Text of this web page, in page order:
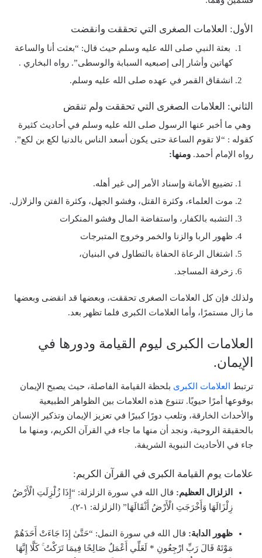
الأول: العلامات الصغرى التي تحققت وانقضت
بعثة النبي صلى الله عليه وسلم حيث قال: “بعثت أنا والساعة
كهاتين وأشار إلى إصبعيه السبابة والوسطى”. رواه البخاري .
انشقاق القمر في عهده صلى الله عليه وسلم.
الثاني: العلامات الصغرى التي تحققت ولم تنقض
وهي ما أخبر عنها الرسول صلى الله عليه وسلم في أحاديث كثيرة
كقوله : “لا تقوم الساعة حتى يكون أسعد الناس بالدنيا لكع بن لكع”.
رواه الإمام أحمد. ومنها:
تضييع الأمانة وإسناد الأمر إلى غير أهله.
موت العلماء، وكثرة القتل، وفشو الجهل، وكثرة الفتن والزلازل.
التشبه بالكفار، واستفاضة المال وفشو المنكرات
ظهور الربا والزنا والخمر وخروج المتبرجات
اشتغال الرعاة الحفاة بالتطاول في البنيان،
زخرفة المساجد.
ولذلك فإن كل العلامات الصغرى تحققت، وبعضها قد انقضى وبعضها
ما زال مستمرًا، وأما العلامات الكبرى فلما تظهر بعد.
العلامات الكبرى ليوم القيامة ودورها في
الإيمان.
ترتبط العلامات الكبرى بلحظة القيامة الفاصلة، حيث يصبح الإيمان
بوقوعها أمرًا حيويًا. تتنوع هذه العلامات بين الظواهر الطبيعية
والأحداث الخارقة، وتلعب دورًا كبيرًا في تعزيز الإيمان وتذكير الإنسان
بالحقيقة الروحية، ونجد أن منها ما جاء في القرآن الكريم، ومنها ما
جاء في الأحاديث النبوية الشريفة.
علامات يوم القيامة الكبرى في القرآن الكريم:
الزلزال العظيم: قال الله في سورة الزلزلة: “إِذَا زُلْزِلَتِ الْأَرْضُ
زِلْزَالَهَا وَأَخْرَجَتِ الْأَرْضُ أَثْقَالَهَا” (الزلزلة: ١-٢).
ظهور الدابة: قال الله في سورة النمل: “حَتَّىٰ إِذَا جَاءَتْ أَحَدَهُمْ
مَوْتَهُ قَالَ رَبِّ ارْجِعُونِ * لَعَلِّي أَعْمَلُ صَالِحًا فِيمَا تَرَكْتُ ۚ كَلَّا إِنَّهَا